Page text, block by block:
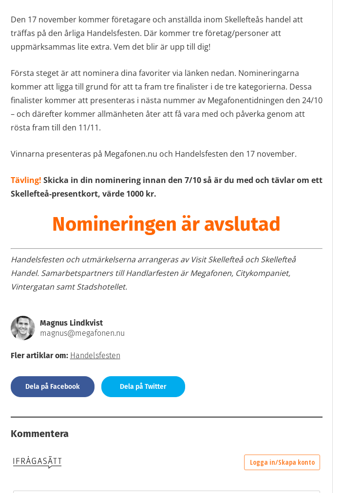
Den 17 november kommer företagare och anställda inom Skellefteås handel att
träffas på den årliga Handelsfesten. Där kommer tre företag/personer att
uppmärksammas lite extra. Vem det blir är upp till dig!
Första steget är att nominera dina favoriter via länken nedan. Nomineringarna
kommer att ligga till grund för att ta fram tre finalister i de tre kategorierna. Dessa
finalister kommer att presenteras i nästa nummer av Megafonentidningen den 24/10
– och därefter kommer allmänheten åter att få vara med och påverka genom att
rösta fram till den 11/11.
Vinnarna presenteras på Megafonen.nu och Handelsfesten den 17 november.
Tävling! Skicka in din nominering innan den 7/10 så är du med och tävlar om ett
Skellefteå-presentkort, värde 1000 kr.
Nomineringen är avslutad
Handelsfesten och utmärkelserna arrangeras av Visit Skellefteå och Skellefteå
Handel. Samarbetspartners till Handlarfesten är Megafonen, Citykompaniet,
Vintergatan samt Stadshotellet.
Magnus Lindkvist
magnus@megafonen.nu
Fler artiklar om: Handelsfesten
Dela på Facebook Dela på Twitter
Kommentera